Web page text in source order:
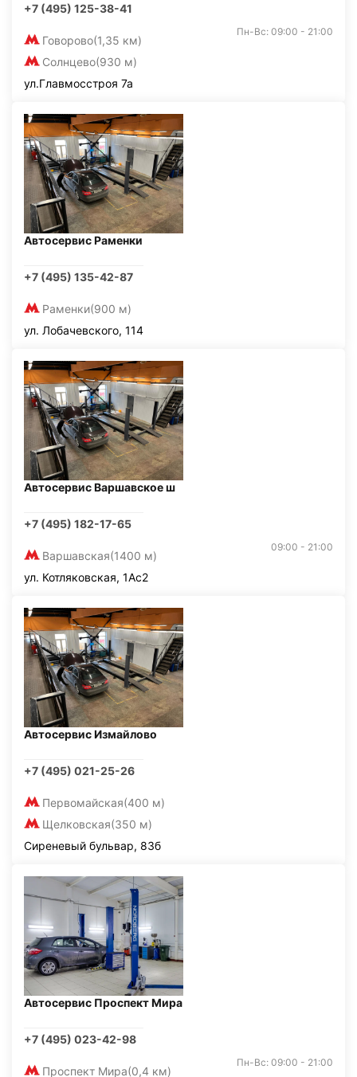
+7 (495) 125-38-41
Говорово(1,35 км)
Солнцево(930 м)
Пн-Вс: 09:00 - 21:00
ул.Главмосстроя 7а
Автосервис Раменки
+7 (495) 135-42-87
Раменки(900 м)
ул. Лобачевского, 114
Автосервис Варшавское ш
+7 (495) 182-17-65
Варшавская(1400 м)
09:00 - 21:00
ул. Котляковская, 1Ас2
Автосервис Измайлово
+7 (495) 021-25-26
Первомайская(400 м)
Щелковская(350 м)
Сиреневый бульвар, 83б
Автосервис Проспект Мира
+7 (495) 023-42-98
Проспект Мира(0,4 км)
Пн-Вс: 09:00 - 21:00